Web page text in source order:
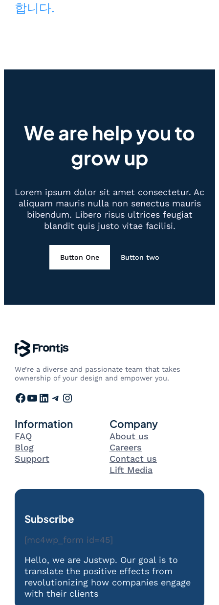
합니다.
We are help you to
grow up
Lorem ipsum dolor sit amet consectetur. Ac
aliquam mauris nulla non senectus mauris
bibendum. Libero risus ultrices feugiat
blandit quis justo vitae facilisi.
Button One Button two
We’re a diverse and passionate team that takes
ownership of your design and empower you.
Facebook YouTube LinkedIn Telegram Instagram
Information
FAQ
Blog
Support
Company
About us
Careers
Contact us
Lift Media
Subscribe
[mc4wp_form id=45]
Hello, we are Justwp. Our goal is to
translate the positive effects from
revolutionizing how companies engage
with their clients